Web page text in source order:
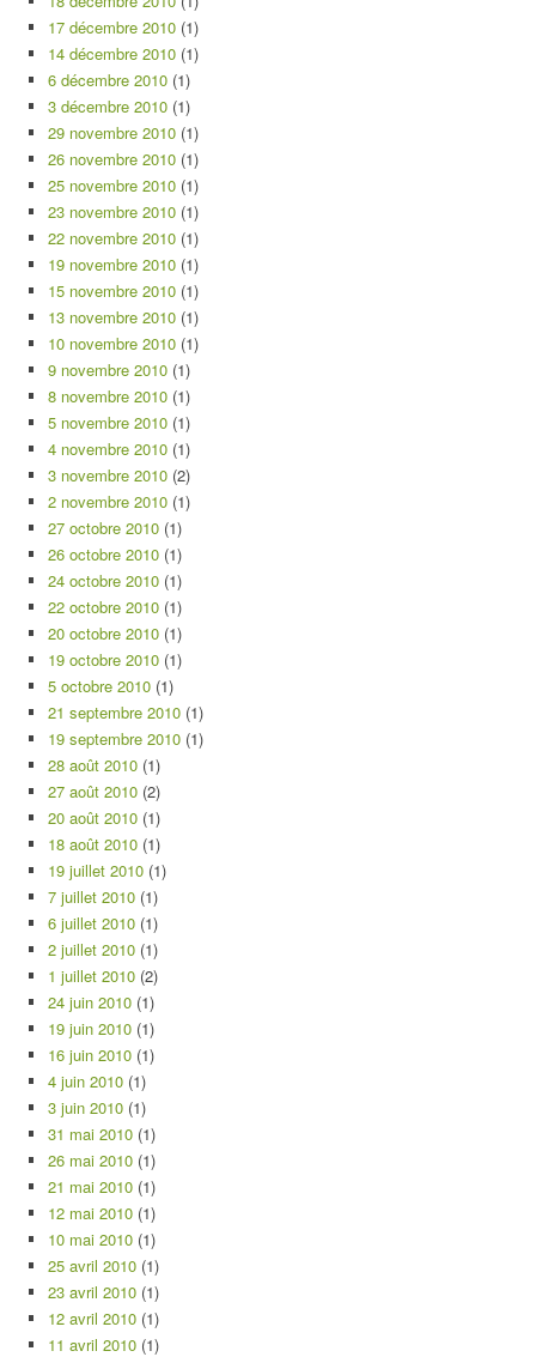
17 décembre 2010 (1)
14 décembre 2010 (1)
6 décembre 2010 (1)
3 décembre 2010 (1)
29 novembre 2010 (1)
26 novembre 2010 (1)
25 novembre 2010 (1)
23 novembre 2010 (1)
22 novembre 2010 (1)
19 novembre 2010 (1)
15 novembre 2010 (1)
13 novembre 2010 (1)
10 novembre 2010 (1)
9 novembre 2010 (1)
8 novembre 2010 (1)
5 novembre 2010 (1)
4 novembre 2010 (1)
3 novembre 2010 (2)
2 novembre 2010 (1)
27 octobre 2010 (1)
26 octobre 2010 (1)
24 octobre 2010 (1)
22 octobre 2010 (1)
20 octobre 2010 (1)
19 octobre 2010 (1)
5 octobre 2010 (1)
21 septembre 2010 (1)
19 septembre 2010 (1)
28 août 2010 (1)
27 août 2010 (2)
20 août 2010 (1)
18 août 2010 (1)
19 juillet 2010 (1)
7 juillet 2010 (1)
6 juillet 2010 (1)
2 juillet 2010 (1)
1 juillet 2010 (2)
24 juin 2010 (1)
19 juin 2010 (1)
16 juin 2010 (1)
4 juin 2010 (1)
3 juin 2010 (1)
31 mai 2010 (1)
26 mai 2010 (1)
21 mai 2010 (1)
12 mai 2010 (1)
10 mai 2010 (1)
25 avril 2010 (1)
23 avril 2010 (1)
12 avril 2010 (1)
11 avril 2010 (1)